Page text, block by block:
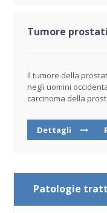
Tumore
Il tumore della
negli uomini
carcinoma della
Dettagli
Patologie